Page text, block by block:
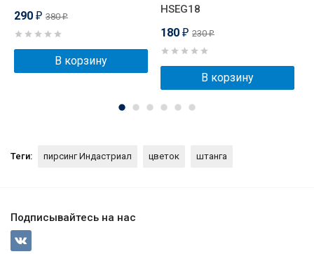
290 ₽ 380₽
В корзину
HSEG18
180 ₽ 230₽
В корзину
Теги: пирсинг Индастриал цветок штанга
Подписывайтесь на нас